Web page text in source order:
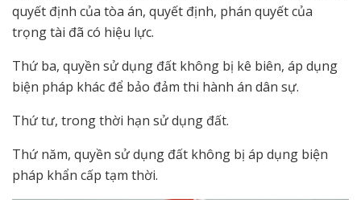
quyết định của tòa án, quyết định, phán quyết của
trọng tài đã có hiệu lực.
Thứ ba, quyền sử dụng đất không bị kê biên, áp dụng
biện pháp khác để bảo đảm thi hành án dân sự.
Thứ tư, trong thời hạn sử dụng đất.
Thứ năm, quyền sử dụng đất không bị áp dụng biện
pháp khẩn cấp tạm thời.